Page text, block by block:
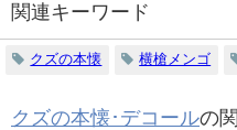
関連キーワード
クズの本懐 横槍メンゴ
クズの本懐･デコールの